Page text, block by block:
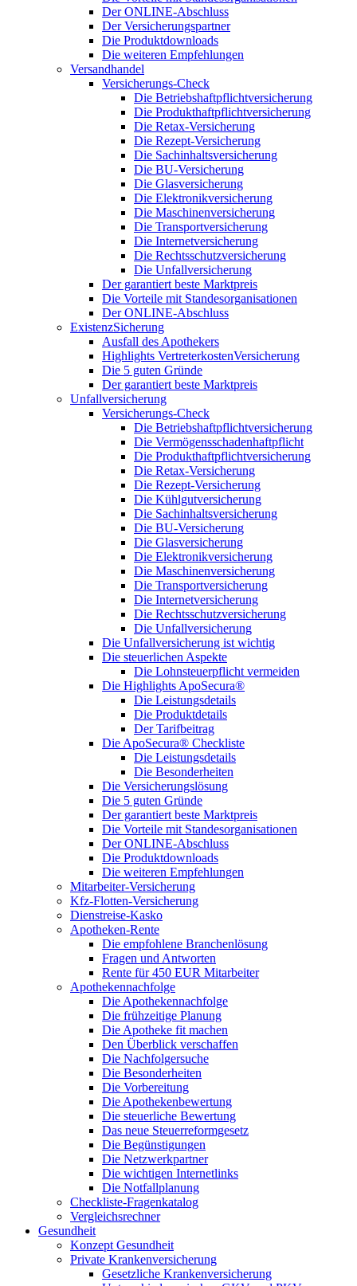
Der ONLINE-Abschluss
Der Versicherungspartner
Die Produktdownloads
Die weiteren Empfehlungen
Versandhandel
Versicherungs-Check
Die Betriebshaftpflichtversicherung
Die Produkthaftpflichtversicherung
Die Retax-Versicherung
Die Rezept-Versicherung
Die Sachinhaltsversicherung
Die BU-Versicherung
Die Glasversicherung
Die Elektronikversicherung
Die Maschinenversicherung
Die Transportversicherung
Die Internetversicherung
Die Rechtsschutzversicherung
Die Unfallversicherung
Der garantiert beste Marktpreis
Die Vorteile mit Standesorganisationen
Der ONLINE-Abschluss
ExistenzSicherung
Ausfall des Apothekers
Highlights VertreterkostenVersicherung
Die 5 guten Gründe
Der garantiert beste Marktpreis
Unfallversicherung
Versicherungs-Check
Die Betriebshaftpflichtversicherung
Die Vermögensschadenhaftpflicht
Die Produkthaftpflichtversicherung
Die Retax-Versicherung
Die Rezept-Versicherung
Die Kühlgutversicherung
Die Sachinhaltsversicherung
Die BU-Versicherung
Die Glasversicherung
Die Elektronikversicherung
Die Maschinenversicherung
Die Transportversicherung
Die Internetversicherung
Die Rechtsschutzversicherung
Die Unfallversicherung
Die Unfallversicherung ist wichtig
Die steuerlichen Aspekte
Die Lohnsteuerpflicht vermeiden
Die Highlights ApoSecura®
Die Leistungsdetails
Die Produktdetails
Der Tarifbeitrag
Die ApoSecura® Checkliste
Die Leistungsdetails
Die Besonderheiten
Die Versicherungslösung
Die 5 guten Gründe
Der garantiert beste Marktpreis
Die Vorteile mit Standesorganisationen
Der ONLINE-Abschluss
Die Produktdownloads
Die weiteren Empfehlungen
Mitarbeiter-Versicherung
Kfz-Flotten-Versicherung
Dienstreise-Kasko
Apotheken-Rente
Die empfohlene Branchenlösung
Fragen und Antworten
Rente für 450 EUR Mitarbeiter
Apothekennachfolge
Die Apothekennachfolge
Die frühzeitige Planung
Die Apotheke fit machen
Den Überblick verschaffen
Die Nachfolgersuche
Die Besonderheiten
Die Vorbereitung
Die Apothekenbewertung
Die steuerliche Bewertung
Das neue Steuerreformgesetz
Die Begünstigungen
Die Netzwerkpartner
Die wichtigen Internetlinks
Die Notfallplanung
Checkliste-Fragenkatalog
Vergleichsrechner
Gesundheit
Konzept Gesundheit
Private Krankenversicherung
Gesetzliche Krankenversicherung